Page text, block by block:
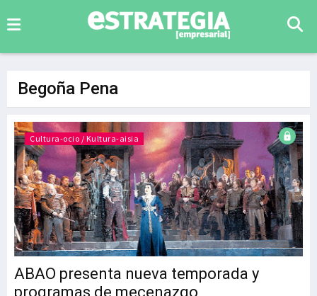
Begoña Pena
ABAO presenta nueva temporada y
programas de mecenazgo
Cultura-ocio / Kultura-aisia